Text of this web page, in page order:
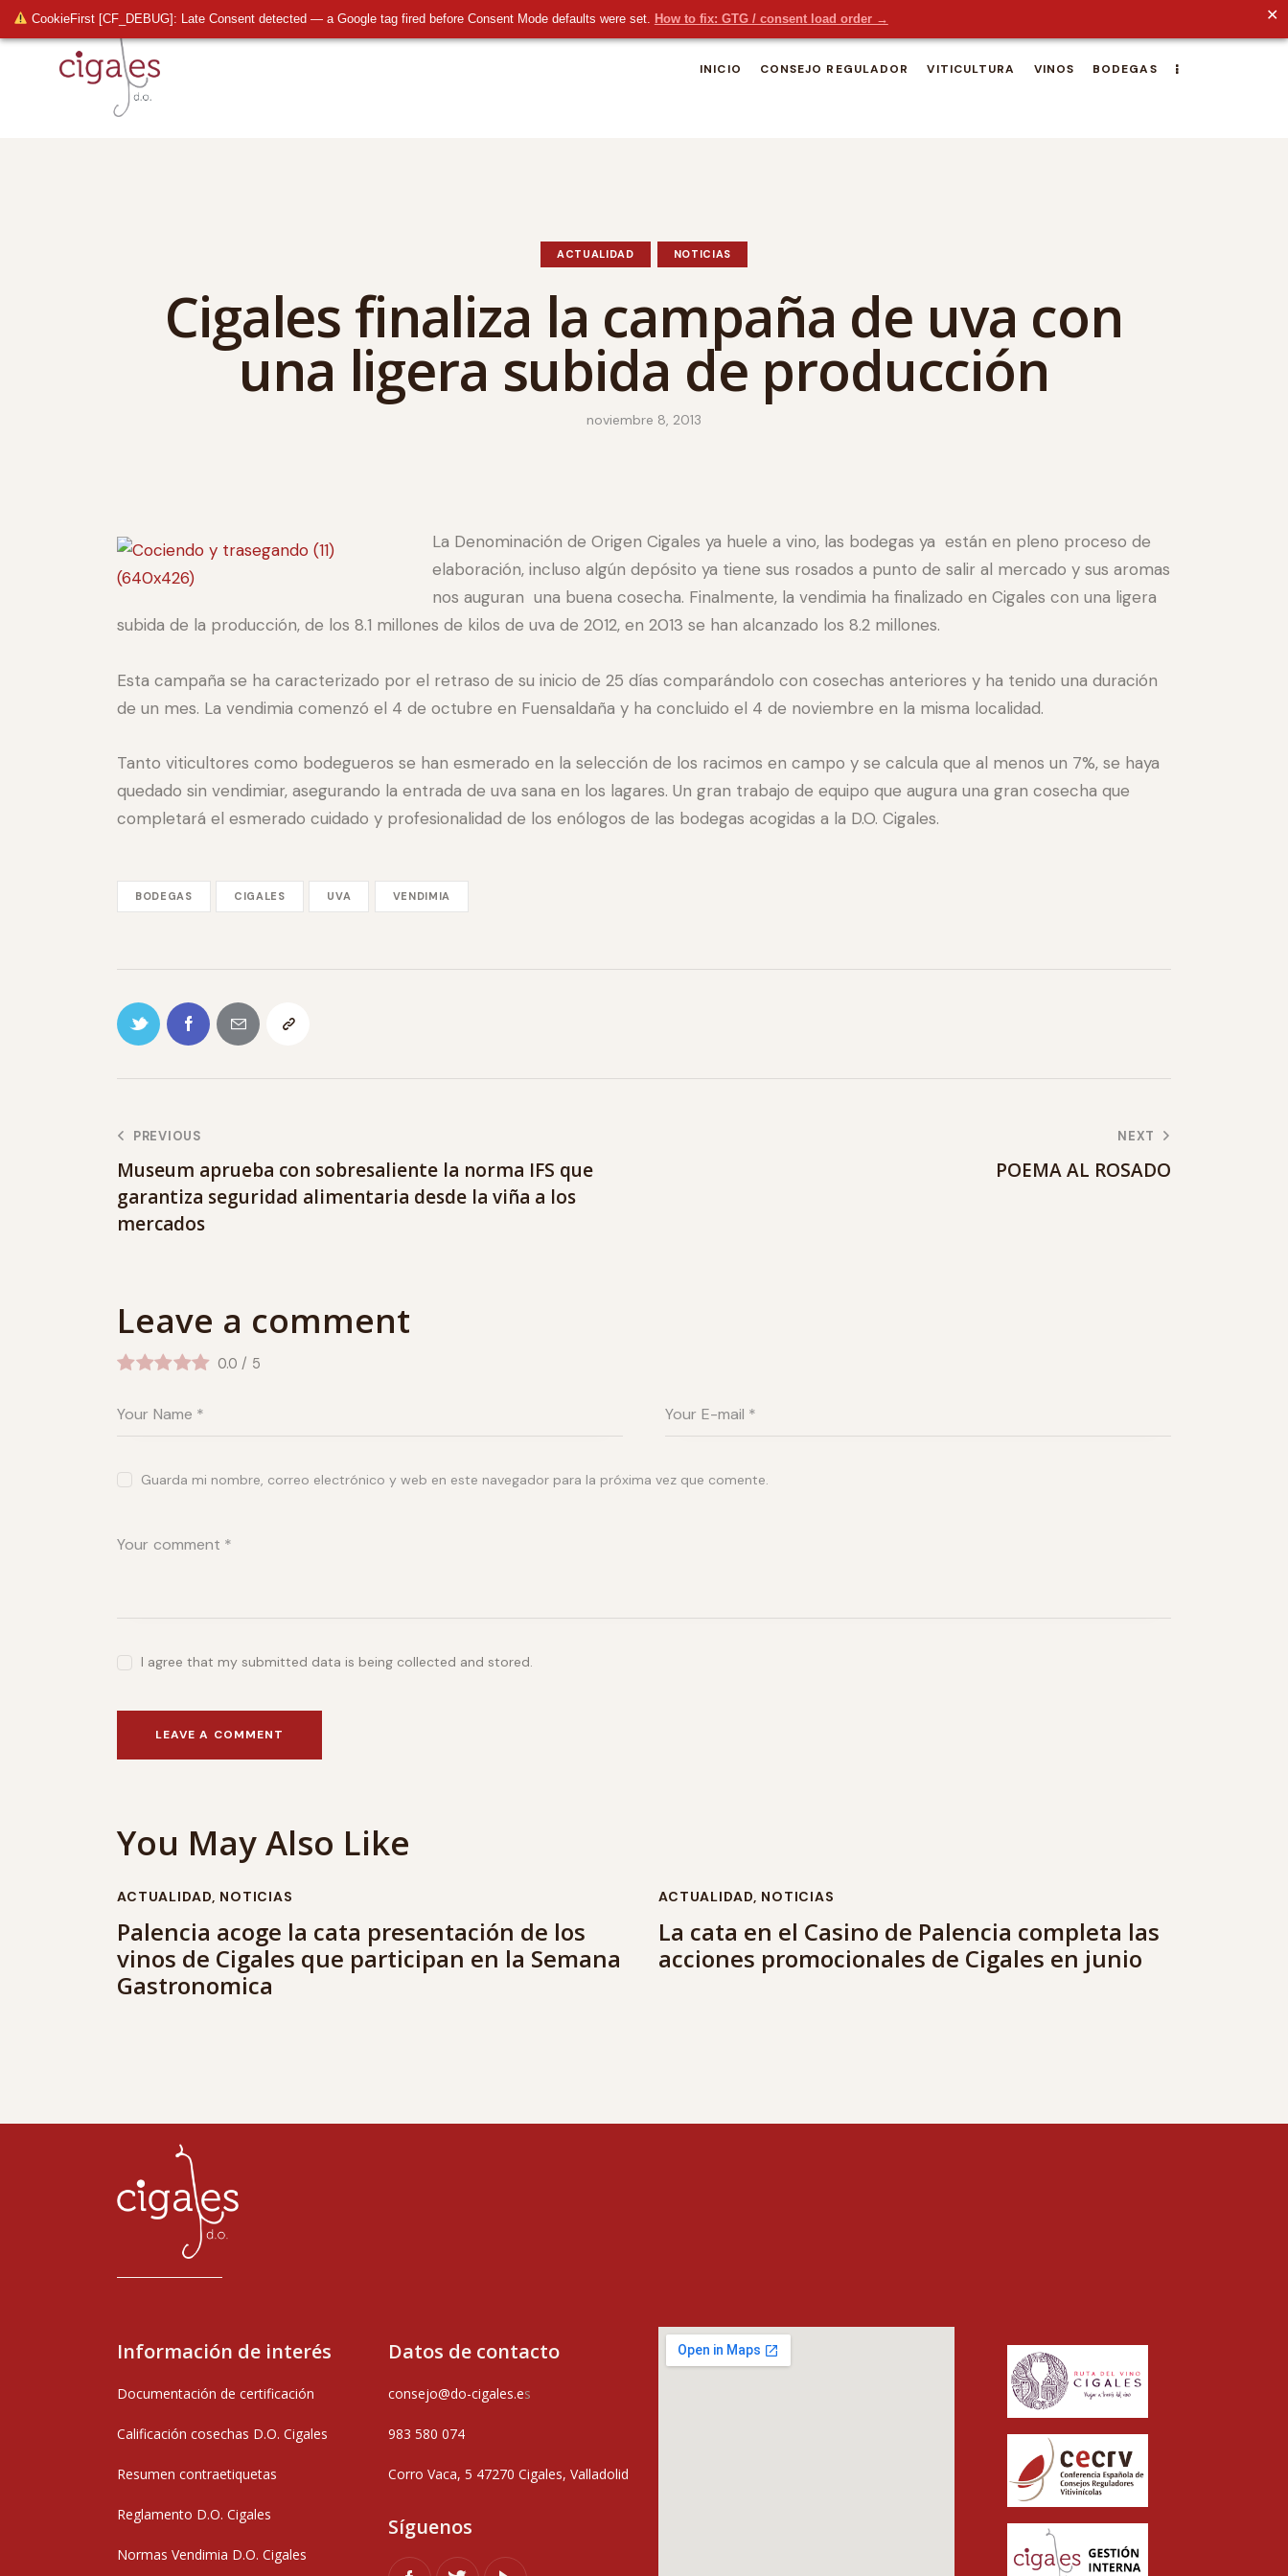
CookieFirst [CF_DEBUG]: Late Consent detected — a Google tag fired before Consent Mode defaults were set. How to fix: GTG / consent load order → ✕
INICIO CONSEJO REGULADOR VITICULTURA VINOS BODEGAS
ACTUALIDAD NOTICIAS
Cigales finaliza la campaña de uva con
una ligera subida de producción
noviembre 8, 2013
La Denominación de Origen Cigales ya huele a vino, las bodegas ya están en pleno proceso de
elaboración, incluso algún depósito ya tiene sus rosados a punto de salir al mercado y sus aromas
nos auguran una buena cosecha. Finalmente, la vendimia ha finalizado en Cigales con una ligera
subida de la producción, de los 8.1 millones de kilos de uva de 2012, en 2013 se han alcanzado los 8.2 millones.
Esta campaña se ha caracterizado por el retraso de su inicio de 25 días comparándolo con cosechas anteriores y ha tenido una duración
de un mes. La vendimia comenzó el 4 de octubre en Fuensaldaña y ha concluido el 4 de noviembre en la misma localidad.
Tanto viticultores como bodegueros se han esmerado en la selección de los racimos en campo y se calcula que al menos un 7%, se haya
quedado sin vendimiar, asegurando la entrada de uva sana en los lagares. Un gran trabajo de equipo que augura una gran cosecha que
completará el esmerado cuidado y profesionalidad de los enólogos de las bodegas acogidas a la D.O. Cigales.
BODEGAS CIGALES UVA VENDIMIA
PREVIOUS
Museum aprueba con sobresaliente la norma IFS que
garantiza seguridad alimentaria desde la viña a los
mercados
NEXT
POEMA AL ROSADO
Leave a comment
0.0 / 5
Guarda mi nombre, correo electrónico y web en este navegador para la próxima vez que comente.
I agree that my submitted data is being collected and stored.
You May Also Like
ACTUALIDAD, NOTICIAS
Palencia acoge la cata presentación de los
vinos de Cigales que participan en la Semana
Gastronomica
ACTUALIDAD, NOTICIAS
La cata en el Casino de Palencia completa las
acciones promocionales de Cigales en junio
Información de interés
Documentación de certificación
Calificación cosechas D.O. Cigales
Resumen contraetiquetas
Reglamento D.O. Cigales
Normas Vendimia D.O. Cigales
Datos de contacto
consejo@do-cigales.es
983 580 074
Corro Vaca, 5 47270 Cigales, Valladolid
Síguenos